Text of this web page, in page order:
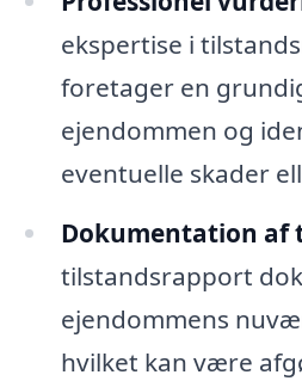
ekspertise i
foretager en
ejendommen og
eventuelle skader
Dokumentation af
tilstandsrapport
ejendommens
hvilket kan være